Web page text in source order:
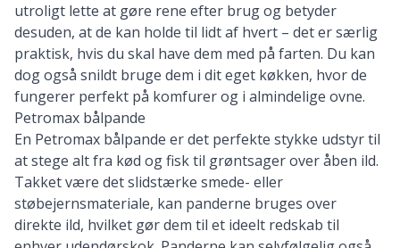
utroligt lette at gøre rene efter brug og betyder
desuden, at de kan holde til lidt af hvert – det er særlig
praktisk, hvis du skal have dem med på farten. Du kan
dog også snildt bruge dem i dit eget køkken, hvor de
fungerer perfekt på komfurer og i almindelige ovne.
Petromax bålpande
En Petromax bålpande er det perfekte stykke udstyr til
at stege alt fra kød og fisk til grøntsager over åben ild.
Takket være det slidstærke smede- eller
støbejernsmateriale, kan panderne bruges over
direkte ild, hvilket gør dem til et ideelt redskab til